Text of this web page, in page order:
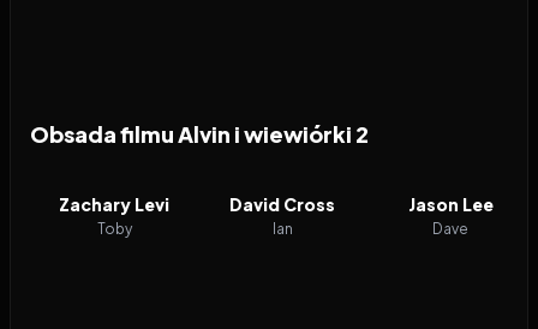
Obsada filmu Alvin i wiewiórki 2
Zachary Levi
Toby
David Cross
Ian
Jason Lee
Dave